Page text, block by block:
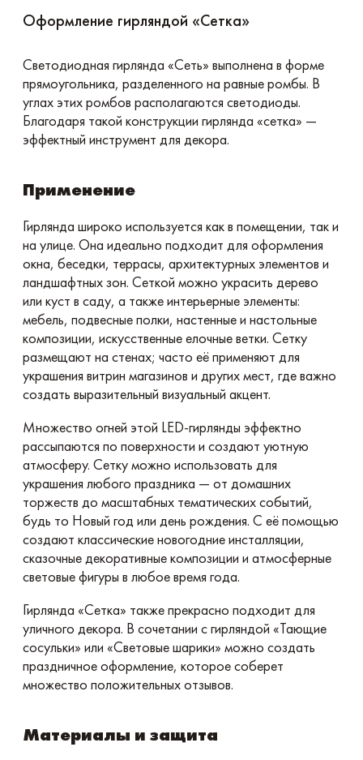
Оформление гирляндой «Сетка»
Светодиодная гирлянда «Сеть» выполнена в форме
прямоугольника, разделенного на равные ромбы. В
углах этих ромбов располагаются светодиоды.
Благодаря такой конструкции гирлянда «сетка» —
эффектный инструмент для декора.
Применение
Гирлянда широко используется как в помещении, так и
на улице. Она идеально подходит для оформления
окна, беседки, террасы, архитектурных элементов и
ландшафтных зон. Сеткой можно украсить дерево
или куст в саду, а также интерьерные элементы:
мебель, подвесные полки, настенные и настольные
композиции, искусственные елочные ветки. Сетку
размещают на стенах; часто её применяют для
украшения витрин магазинов и других мест, где важно
создать выразительный визуальный акцент.
Множество огней этой LED-гирлянды эффектно
рассыпаются по поверхности и создают уютную
атмосферу. Сетку можно использовать для
украшения любого праздника — от домашних
торжеств до масштабных тематических событий,
будь то Новый год или день рождения. С её помощью
создают классические новогодние инсталляции,
сказочные декоративные композиции и атмосферные
световые фигуры в любое время года.
Гирлянда «Сетка» также прекрасно подходит для
уличного декора. В сочетании с гирляндой «Тающие
сосульки» или «Световые шарики» можно создать
праздничное оформление, которое соберет
множество положительных отзывов.
Материалы и защита